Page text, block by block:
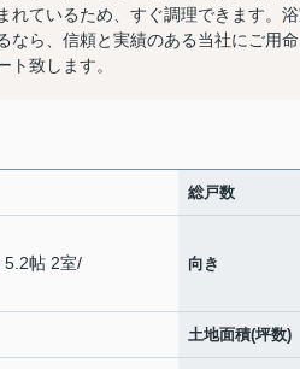
れているため、すぐ調理できます。
なら、信頼と実績のある当社にご用
ト致します。
総戸数
5.2帖 2室/
向き
土地面積(坪数)